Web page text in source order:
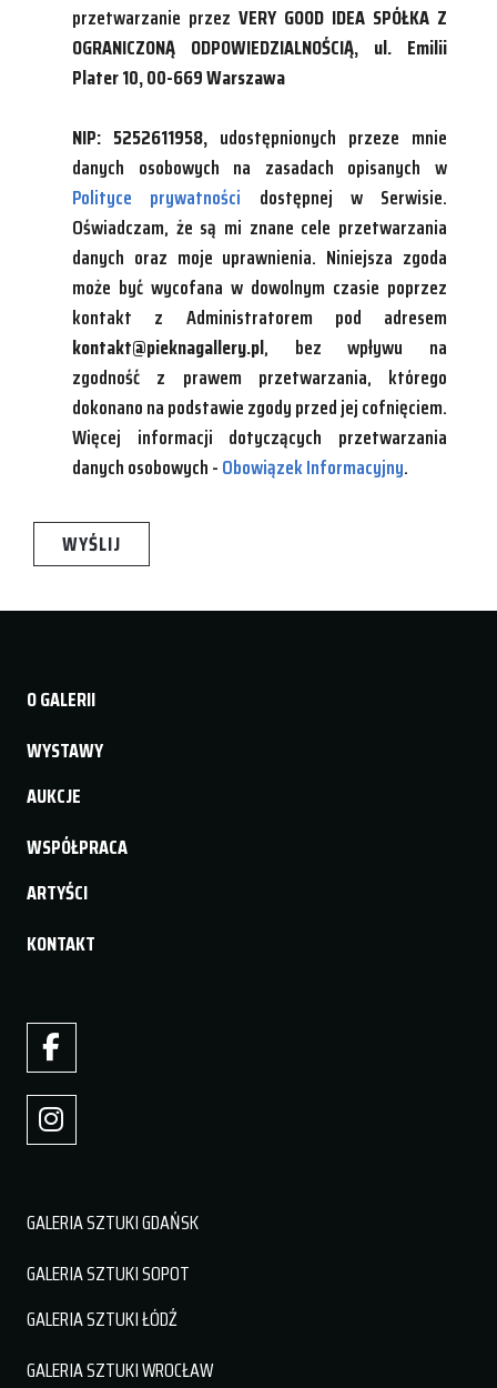
przetwarzanie przez VERY GOOD IDEA SPÓŁKA Z
OGRANICZONĄ ODPOWIEDZIALNOŚCIĄ, ul. Emilii
Plater 10, 00-669 Warszawa
NIP: 5252611958, udostępnionych przeze mnie
danych osobowych na zasadach opisanych w
Polityce prywatności dostępnej w Serwisie.
Oświadczam, że są mi znane cele przetwarzania
danych oraz moje uprawnienia. Niniejsza zgoda
może być wycofana w dowolnym czasie poprzez
kontakt z Administratorem pod adresem
kontakt@pieknagallery.pl, bez wpływu na
zgodność z prawem przetwarzania, którego
dokonano na podstawie zgody przed jej cofnięciem.
Więcej informacji dotyczących przetwarzania
danych osobowych -Obowiązek Informacyjny.
O GALERII
WYSTAWY
AUKCJE
WSPÓŁPRACA
ARTYŚCI
KONTAKT
GALERIA SZTUKI GDAŃSK
GALERIA SZTUKI SOPOT
GALERIA SZTUKI ŁÓDŹ
GALERIA SZTUKI WROCŁAW